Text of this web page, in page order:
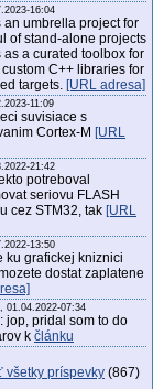
16:04
an umbrella project for
of stand-alone projects
as a curated toolbox for
C++ libraries for
targets. [URL adresa]
11:09
suvisiace s
Cortex-M [URL
21:42
potreboval
seriovu FLASH
cez STM32, tak [URL
13:50
ku grafickej kniznici
dostat zaplatene
, 01.04.2022-07:34
jop, pridal som to do
k článku
všetky príspevky (867)